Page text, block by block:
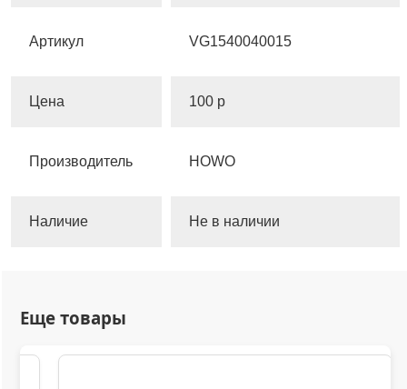
Артикул VG1540040015
Цена 100 р
Производитель HOWO
Наличие Не в наличии